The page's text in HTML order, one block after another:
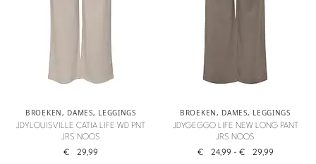
BROEKEN, DAMES, LEGGINGS
JDYLOUISVILLE CATIA LIFE WD PNT
JRS NOOS
€ 29,99
BROEKEN, DAMES, LEGGINGS
JDYGEGGO LIFE NEW LONG PANT
JRS NOOS
€ 24,99 - € 29,99